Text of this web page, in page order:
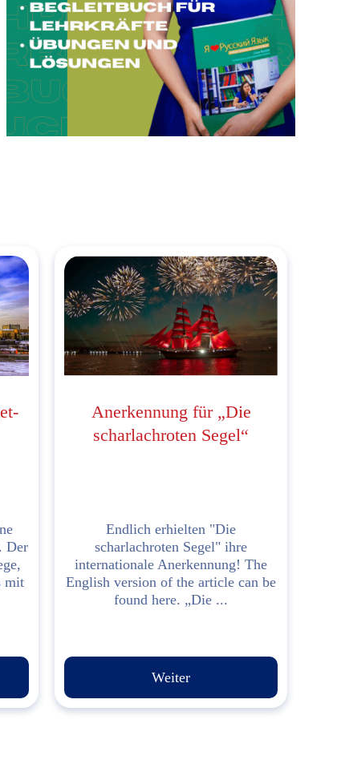
Der
mit
Anerkennung für „Die
scharlachroten Segel“
Endlich erhielten "Die
scharlachroten Segel" ihre
internationale Anerkennung! The
English version of the article can be
found here. „Die ...
Weiter